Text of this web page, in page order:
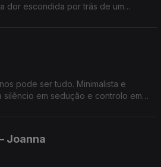
dor escondida por trás de um
pode ser tudo. Minimalista e
silêncio em sedução e controlo em
Joanna